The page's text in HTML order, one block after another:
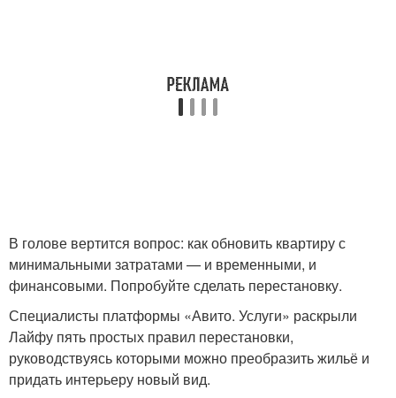
В голове вертится вопрос: как обновить квартиру с
минимальными затратами — и временными, и
финансовыми. Попробуйте сделать перестановку.
Специалисты платформы «Авито. Услуги» раскрыли
Лайфу пять простых правил перестановки,
руководствуясь которыми можно преобразить жильё и
придать интерьеру новый вид.